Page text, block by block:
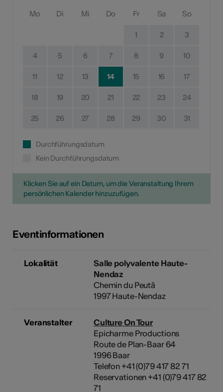
Mo Di Mi Do Fr Sa So
1 2 3
4 5 6 7 8 9 10
11 12 13 14 15 16 17
18 19 20 21 22 23 24
25 26 27 28 29 30 31
Durchführungsdatum
Kein Durchführungsdatum
Klicken Sie auf ein Datum, um die Veranstaltung Ihrem
persönlichen Kalender hinzuzufügen.
Eventinformationen
Lokalität
Salle polyvalente Haute-
Nendaz
Chemin du Peutâ
1997 Haute-Nendaz
Veranstalter
Culture On Tour
Epicharme Productions
Route de Plan-Baar 64
1996 Baar
Telefon +41 (0)79 417 82 71
Reservationen +41 (0)79 417 82
71